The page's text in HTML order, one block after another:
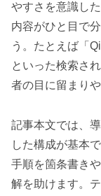
やすさを意識し
内容がひと目で
う。たとえば「
といった検索さ
者の目に留まり
記事本文では、
した構成が基本
手順を箇条書き
解を助けます。